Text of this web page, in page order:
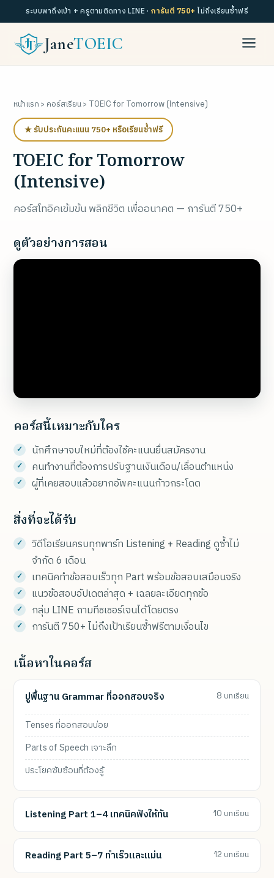
ระบบพาถึงเป้า + ครูตามติดทาง LINE · การันตี 750+ ไม่ถึงเรียนซ้ำฟรี
JaneTOEIC
หน้าแรก › คอร์สเรียน› TOEIC for Tomorrow (Intensive)
★ รับประกันคะแนน 750+ หรือเรียนซ้ำฟรี
TOEIC for Tomorrow
(Intensive)
คอร์สโทอิคเข้มข้น พลิกชีวิต เพื่ออนาคต — การันตี 750+
ดูตัวอย่างการสอน
คอร์สนี้เหมาะกับใคร
นักศึกษาจบใหม่ที่ต้องใช้คะแนนยื่นสมัครงาน
คนทำงานที่ต้องการปรับฐานเงินเดือน/เลื่อนตำแหน่ง
ผู้ที่เคยสอบแล้วอยากอัพคะแนนก้าวกระโดด
สิ่งที่จะได้รับ
วิดีโอเรียนครบทุกพาร์ท Listening + Reading ดูซ้ำไม่
จำกัด 6 เดือน
เทคนิคทำข้อสอบเร็วทุก Part พร้อมข้อสอบเสมือนจริง
แนวข้อสอบอัปเดตล่าสุด + เฉลยละเอียดทุกข้อ
กลุ่ม LINE ถามทีชเชอร์เจนได้โดยตรง
การันตี 750+ ไม่ถึงเป้าเรียนซ้ำฟรีตามเงื่อนไข
เนื้อหาในคอร์ส
ปูพื้นฐาน Grammar ที่ออกสอบจริง 8 บทเรียน
Tenses ที่ออกสอบบ่อย
Parts of Speech เจาะลึก
ประโยคซับซ้อนที่ต้องรู้
Listening Part 1–4 เทคนิคฟังให้ทัน 10 บทเรียน
Reading Part 5–7 ทำเร็วและแม่น 12 บทเรียน